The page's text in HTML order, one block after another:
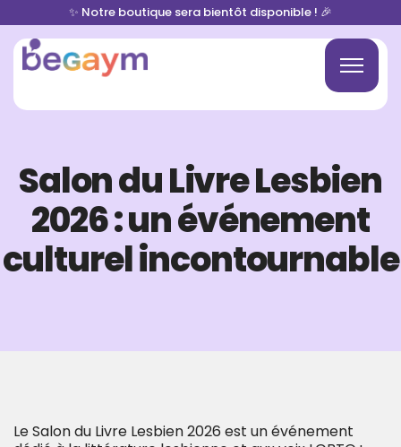
✨ Notre boutique sera bientôt disponible ! 🎉
Salon du Livre Lesbien
2026 : un événement
culturel incontournable
Le Salon du Livre Lesbien 2026 est un événement